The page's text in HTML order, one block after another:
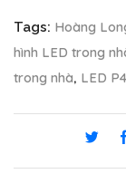
Tags: Hoàng
hình LED trong
trong nhà, LED P4